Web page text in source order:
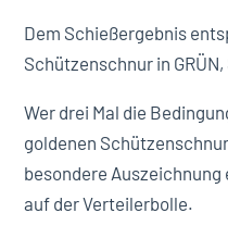
Dem Schießergebnis
Schützenschnur in
Wer drei Mal die
goldenen
besondere
auf der Verteilerbolle.